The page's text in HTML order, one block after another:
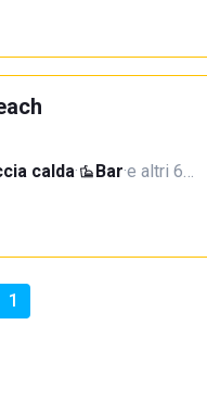
calda· Bar·e altri 6…
1